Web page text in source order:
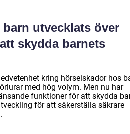
utvecklats över
skydda barnets
kring hörselskador hos
med hög volym. Men nu har
funktioner för att skydda
för att säkerställa säkrare